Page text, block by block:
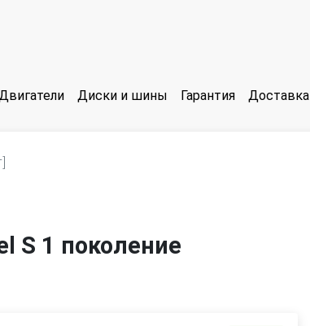
Диски и шины Гарантия Доставка
S 1 поколение